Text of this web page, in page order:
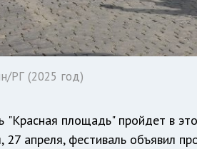
РГ (2025 год)
"Красная площадь" пройдет в
27 апреля, фестиваль объявил